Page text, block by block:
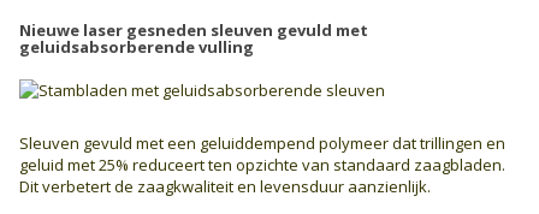
Nieuwe laser gesneden sleuven gevuld met
geluidsabsorberende vulling
Sleuven gevuld met een geluiddempend polymeer dat trillingen en
geluid met 25% reduceert ten opzichte van standaard zaagbladen.
Dit verbetert de zaagkwaliteit en levensduur aanzienlijk.